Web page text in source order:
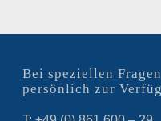
Bei speziellen
persönlich zur